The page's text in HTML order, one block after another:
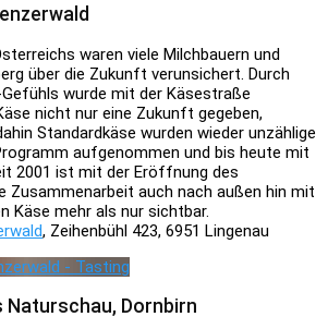
waren viele Milchbauern und
über die Zukunft verunsichert. Durch
wurde mit der Käsestraße
nicht nur eine Zukunft gegeben,
Standardkäse wurden wieder unzählige
aufgenommen und bis heute mit
2001 ist mit der Eröffnung des
Zusammenarbeit auch nach außen hin mit
Käse mehr als nur sichtbar.
, Zeihenbühl 423, 6951 Lingenau
Naturschau, Dornbirn